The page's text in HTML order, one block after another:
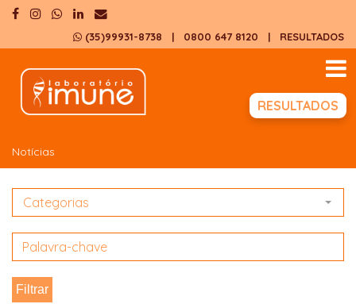
(35)99931-8738 | 0800 647 8120 | RESULTADOS
RESULTADOS
Notícias
Categorias
Filtrar